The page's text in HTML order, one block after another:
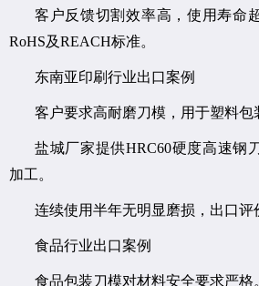
客户反馈切割效率高，使用寿命
RoHS及REACH标准。
东南亚印刷行业出口案例
客户要求高耐磨刀模，用于塑料包
盐城厂家提供HRC60硬度高速钢
加工。
连续使用半年无明显磨损，出口评
食品行业出口案例
食品包装刀模对材料安全要求严格